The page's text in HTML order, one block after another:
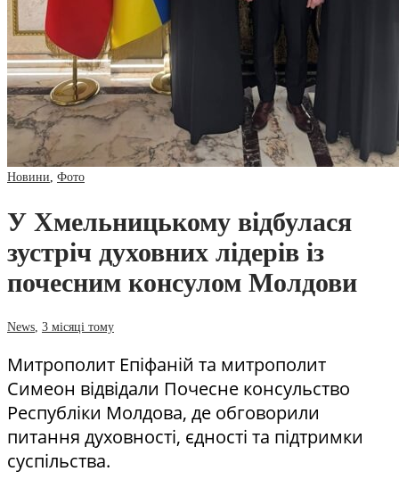
Новини Фото
У Хмельницькому відбулася
зустріч духовних лідерів із
почесним консулом Молдови
News 3 місяці тому
Митрополит Епіфаній та митрополит
Симеон відвідали Почесне консульство
Республіки Молдова, де обговорили
питання духовності, єдності та підтримки
суспільства.